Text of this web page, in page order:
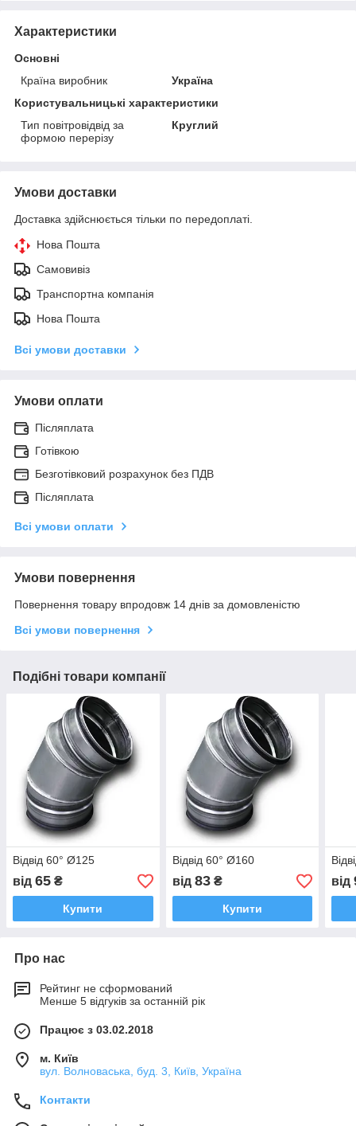
Характеристики
Основні
Країна виробник
Україна
Користувальницькі характеристики
Тип повітровідвід за
формою перерізу
Круглий
Умови доставки
Доставка здійснюється тільки по передоплаті.
Нова Пошта
Самовивіз
Транспортна компанія
Нова Пошта
Всі умови доставки
Умови оплати
Післяплата
Готівкою
Безготівковий розрахунок без ПДВ
Післяплата
Всі умови оплати
Умови повернення
Повернення товару впродовж 14 днів за домовленістю
Всі умови повернення
Подібні товари компанії
Відвід 60° Ø125
від 65 ₴
Купити
Відвід 60° Ø160
від 83₴
Купити
від
Про нас
Рейтинг не сформований
Менше 5 відгуків за останній рік
Працює з 03.02.2018
м. Київ
вул. Волноваська, буд. 3, Київ, Україна
Контакти